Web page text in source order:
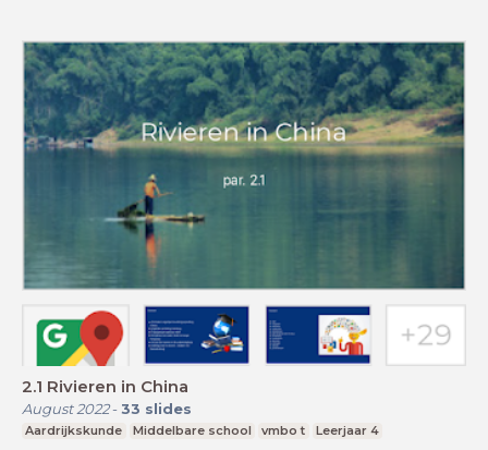
2.1 Rivieren in China
August 2022- 33 slides
Aardrijkskunde Middelbare school vmbo t Leerjaar 4